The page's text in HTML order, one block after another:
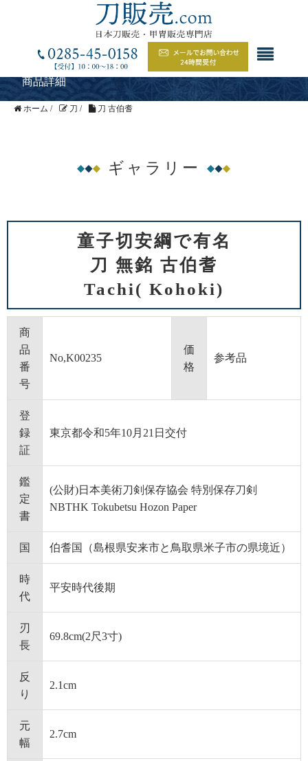
商品詳細
ホーム / 刀 / 刀 古伯耆
ギャラリー
童子切安綱で有名
刀 無銘 古伯耆
Tachi( Kohoki)
商
品
番
号
No,K00235
価
格
参考品
登
録
証
東京都令和5年10月21日交付
鑑
定
書
(公財)日本美術刀剣保存協会 特別保存刀剣
NBTHK Tokubetsu Hozon Paper
国 伯耆国（島根県安来市と鳥取県米子市の県境近）
時
代
平安時代後期
刃
長
69.8cm(2尺3寸)
反
り
2.1cm
元
幅
2.7cm